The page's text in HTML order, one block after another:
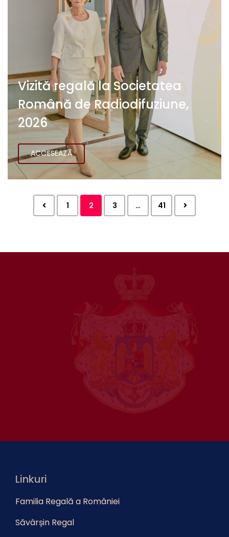
Vizită regală la Societatea
Română de Radiodifuziune,
2026
ACCESEAZĂ
1 2 3 … 41
Linkuri
Familia Regală a României
Săvârșin Regal